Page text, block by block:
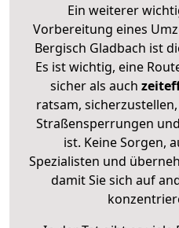
Ein weiterer
Vorbereitung eines
Bergisch Gladbach ist
Es ist wichtig, eine
sicher als auch
ratsam,
Straßensperrungen
ist. Keine Sorgen,
Spezialisten und
damit Sie sich auf